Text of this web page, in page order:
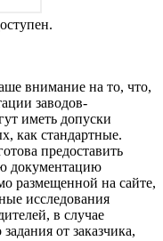
внимание на то, что,
заводов-
иметь допуски
как стандартные.
предоставить
документацию
размещенной на сайте,
исследования
в случае
от заказчика,